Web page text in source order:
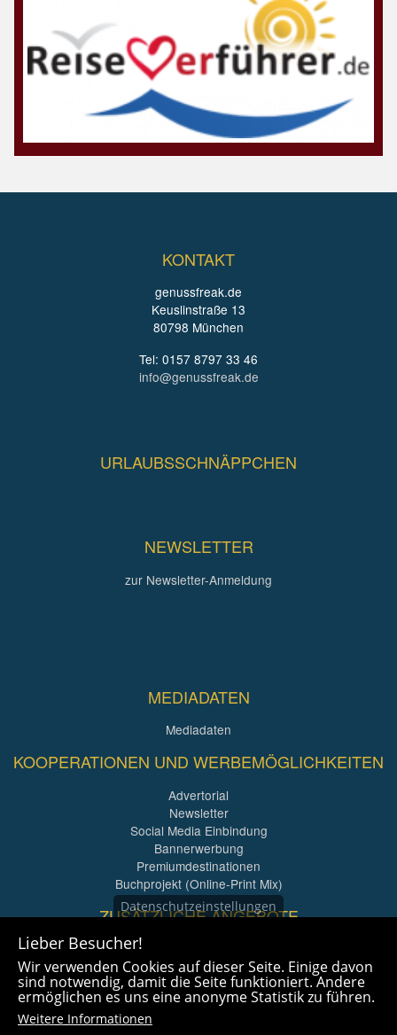
KONTAKT
genussfreak.de
Keuslinstraße 13
80798 München
Tel: 0157 8797 33 46
info@genussfreak.de
URLAUBSSCHNÄPPCHEN
NEWSLETTER
zur Newsletter-Anmeldung
MEDIADATEN
Mediadaten
KOOPERATIONEN UND WERBEMÖGLICHKEITEN
Advertorial
Newsletter
Social Media Einbindung
Bannerwerbung
Premiumdestinationen
Buchprojekt (Online-Print Mix)
ZUSÄTZLICHE ANGEBOTE
Imagefilme und mehr
360° x 360° Fotografie
Datenschutzeinstellungen
Lieber Besucher!
Wir verwenden Cookies auf dieser Seite. Einige davon
sind notwendig, damit die Seite funktioniert. Andere
ermöglichen es uns eine anonyme Statistik zu führen.
Weitere Informationen